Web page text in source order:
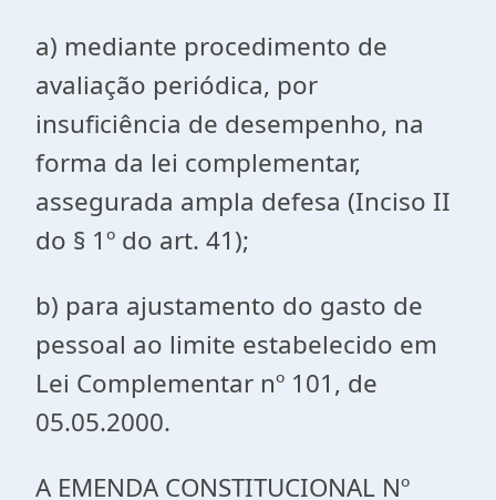
a) mediante procedimento de
avaliação periódica, por
insuficiência de desempenho, na
forma da lei complementar,
assegurada ampla defesa (Inciso II
do § 1º do art. 41);
b) para ajustamento do gasto de
pessoal ao limite estabelecido em
Lei Complementar nº 101, de
05.05.2000.
A EMENDA CONSTITUCIONAL Nº